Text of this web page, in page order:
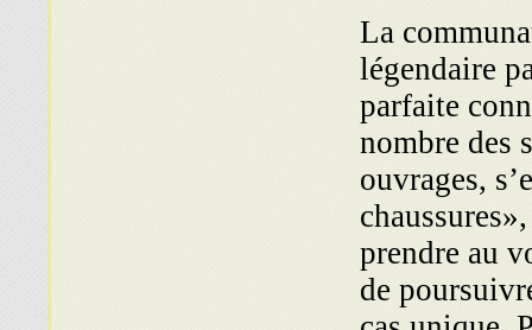
La
légendaire
parfaite
nombre des
ouvrages,
prendre au
de